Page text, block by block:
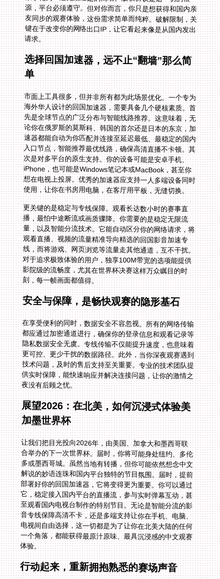
请求。
选择回国加速器，远不止“翻墙”那么简
单
市面上工具很多，但并非所有都为此场景优化。一个专为
海外华人设计的回国加速器，需要具备几个硬核素质。首
先是全球节点的广泛分布与智能线路推荐。这意味着，无
论你在俄罗斯的莫斯科、韩国的首尔还是日本的东京，加
速器都能自动为你匹配并连接至延迟最低、最稳定的国内
入口节点，智能推荐最优线路，确保高清直播不卡顿。其
次是对多平台的原生支持。你的设备可能是安卓手机、
iPhone，也可能是Windows笔记本或MacBook，甚至你
想在电视上投屏。优秀的加速器应支持一人多端设备同时
使用，让你在书房用电脑，在客厅用平板，无缝切换。
更关键的是稳定与专线保障。观看长达数小时的赛事直
播，最怕中途断流或画质骤降。你需要的是稳定无限流
量，以及智能分流技术。它能自动区分你的网络请求，将
观看直播、视频的流量精准导向精选的回国影音加速专
线，而将游戏、网页浏览等流量走其他通道，互不干扰。
对于追求极致体验的用户，独享100M带宽的选项能提供
影院级的流畅度，尤其在世界杯决赛这样万众瞩目的时
刻，每一帧画面都值得。
安全与保障，是畅快观赛的隐形基石
在享受便利的同时，数据安全不容忽视。所有的网络传输
都应通过加密通道进行，确保你的登录信息和观看记录等
隐私数据安全无虞。专线传输不仅能提升速度，也意味着
更可控、更少干扰的数据路径。此外，当你深夜观赛遇到
技术问题，及时的售后支持至关重要。专业的技术团队提
供实时保障，能快速响应并解决连接问题，让你的激情之
夜没有后顾之忧。
展望2026：在北美，如何沉浸式体验美
加墨世界杯
让我们把目光投向2026年，由美国、加拿大和墨西哥联
合举办的下一次世界杯。届时，你将可能身处纽约、多伦
多或墨西哥城。虽然当地有转播，但你可能依然想念中文
解说的妙语连珠和国内平台独特的节目氛围。届时，提前
部署好你的回国加速器，它将变得更为重要。你可以通过
它，稳定接入国内平台的直播流，参与实时弹幕互动，甚
至观看国内电视台制作的特别节目。无论是智能分流的影
音专线保障高清不卡，还是多端支持让你在手机、电脑、
电视间自由选择，这一切都是为了让你在北美大陆的任何
一个角落，都能获得最原汁原味、最具沉浸感的中文观赛
体验。
行动起来，重新拥抱熟悉的赛场声音